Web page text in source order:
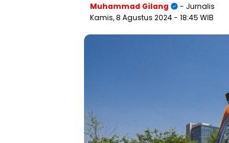
Muhammad Gilang
- Jurnalis
Kamis, 8 Agustus 2024- 18:45 WIB